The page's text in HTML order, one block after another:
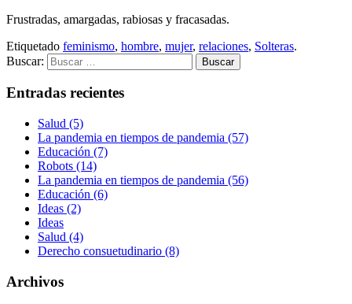
Frustradas, amargadas, rabiosas y fracasadas.
Etiquetado feminismo, hombre, mujer, relaciones, Solteras.
Buscar:
Entradas recientes
Salud (5)
La pandemia en tiempos de pandemia (57)
Educación (7)
Robots (14)
La pandemia en tiempos de pandemia (56)
Educación (6)
Ideas (2)
Ideas
Salud (4)
Derecho consuetudinario (8)
Archivos